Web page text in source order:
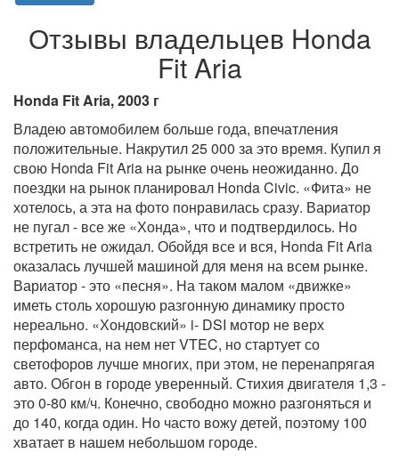
Отзывы владельцев Honda
Fit Aria
Honda Fit Aria, 2003 г
Владею автомобилем больше года, впечатления
положительные. Накрутил 25 000 за это время. Купил я
свою Honda Fit Aria на рынке очень неожиданно. До
поездки на рынок планировал Honda Civic. «Фита» не
хотелось, а эта на фото понравилась сразу. Вариатор
не пугал - все же «Хонда», что и подтвердилось. Но
встретить не ожидал. Обойдя все и вся, Honda Fit Aria
оказалась лучшей машиной для меня на всем рынке.
Вариатор - это «песня». На таком малом «движке»
иметь столь хорошую разгонную динамику просто
нереально. «Хондовский» i- DSI мотор не верх
перфоманса, на нем нет VTEC, но стартует со
светофоров лучше многих, при этом, не перенапрягая
авто. Обгон в городе уверенный. Стихия двигателя 1,3 -
это 0-80 км/ч. Конечно, свободно можно разгоняться и
до 140, когда один. Но часто вожу детей, поэтому 100
хватает в нашем небольшом городе.